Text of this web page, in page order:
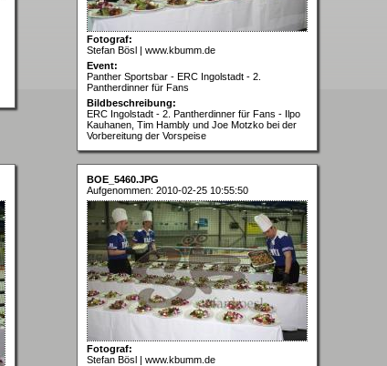
Fotograf:
Stefan Bösl | www.kbumm.de
Event:
Panther Sportsbar - ERC Ingolstadt - 2.
Pantherdinner für Fans
Bildbeschreibung:
ERC Ingolstadt - 2. Pantherdinner für Fans - Ilpo
Kauhanen, Tim Hambly und Joe Motzko bei der
Vorbereitung der Vorspeise
BOE_5460.JPG
Aufgenommen: 2010-02-25 10:55:50
Fotograf:
Stefan Bösl | www.kbumm.de